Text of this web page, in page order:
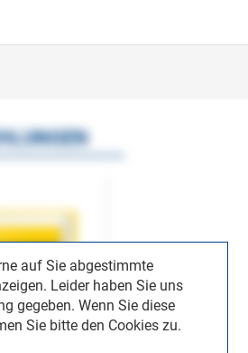
auf Sie abgestimmte
Leider haben Sie uns
gegeben. Wenn Sie diese
Sie bitte den Cookies zu.